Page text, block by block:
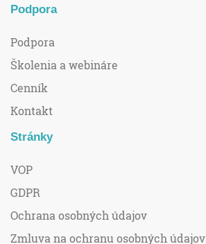
Podpora
Podpora
Školenia a webináre
Cenník
Kontakt
Stránky
VOP
GDPR
Ochrana osobných údajov
Zmluva na ochranu osobných údajov